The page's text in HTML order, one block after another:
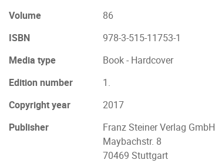
Volume
86
ISBN
978-3-515-11753-1
Media type
Book - Hardcover
Edition number
1.
Copyright year
2017
Publisher
Franz Steiner Verlag GmbH
Maybachstr. 8
70469 Stuttgart